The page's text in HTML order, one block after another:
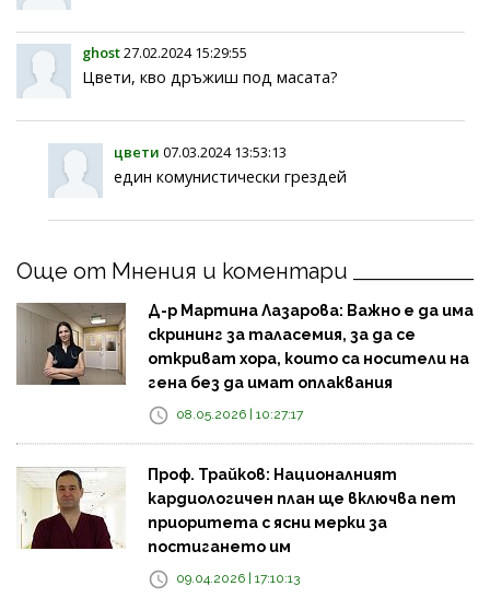
ghost27.02.2024 15:29:55
Цвети, кво дръжиш под масата?
цвети 07.03.2024 13:53:13
един комунистически грездей
Още от Мнения и коментари
Д-р Мартина Лазарова: Важно е да има
скрининг за таласемия, за да се
откриват хора, които са носители на
гена без да имат оплаквания
08.05.2026 | 10:27:17
Проф. Трайков: Националният
кардиологичен план ще включва пет
приоритета с ясни мерки за
постигането им
09.04.2026 | 17:10:13